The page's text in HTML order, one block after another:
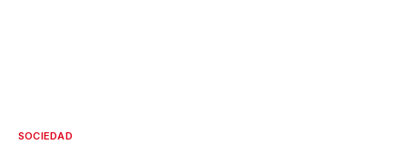
SOCIEDAD